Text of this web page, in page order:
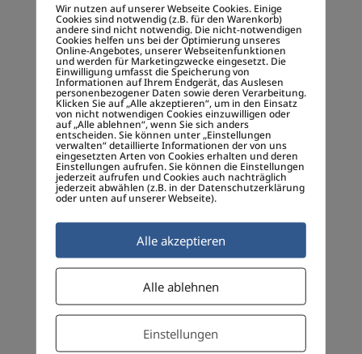
ist keine Eingebung –
sondern das Resultatmathematischer
Wahrscheinlichkeit
undmenschlicher Anweisung.
Ergo:
Das Ergebnis
mussimmervomPrompt
Engineer
verifiziert und geprüft
werden.
🧩Meine Fragen an Sie:
„Halluzination“
Wir nutzen auf unserer Webseite Cookies. Einige
Cookies sind notwendig (z.B. für den Warenkorb)
andere sind nicht notwendig. Die nicht-notwendigen
Cookies helfen uns bei der Optimierung unseres
Online-Angebotes, unserer Webseitenfunktionen
und werden für Marketingzwecke eingesetzt. Die
Einwilligung umfasst die Speicherung von
Informationen auf Ihrem Endgerät, das Auslesen
personenbezogener Daten sowie deren Verarbeitung.
Klicken Sie auf „Alle akzeptieren“, um in den Einsatz
von nicht notwendigen Cookies einzuwilligen oder
auf „Alle ablehnen“, wenn Sie sich anders
entscheiden. Sie können unter „Einstellungen
verwalten“ detaillierte Informationen der von uns
eingesetzten Arten von Cookies erhalten und deren
Einstellungen aufrufen. Sie können die Einstellungen
jederzeit aufrufen und Cookies auch nachträglich
jederzeit abwählen (z.B. in der Datenschutzerklärung
oder unten auf unserer Webseite).
Alle akzeptieren
Alle ablehnen
Einstellungen